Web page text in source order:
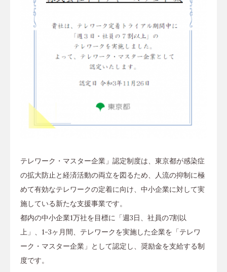
テレワーク・マスター企業」認定制度は、東京都が感染症
の拡大防止と経済活動の両立を図るため、人流の抑制に極
めて有効なテレワークの定着に向け、中小企業に対して実
施している新たな支援事業です。
都内の中小企業1万社を目標に「週3日、社員の7割以
上」、1-3ヶ月間、テレワークを実施した企業を「テレワ
ーク・マスター企業」として認定し、奨励金を支給する制
度です。